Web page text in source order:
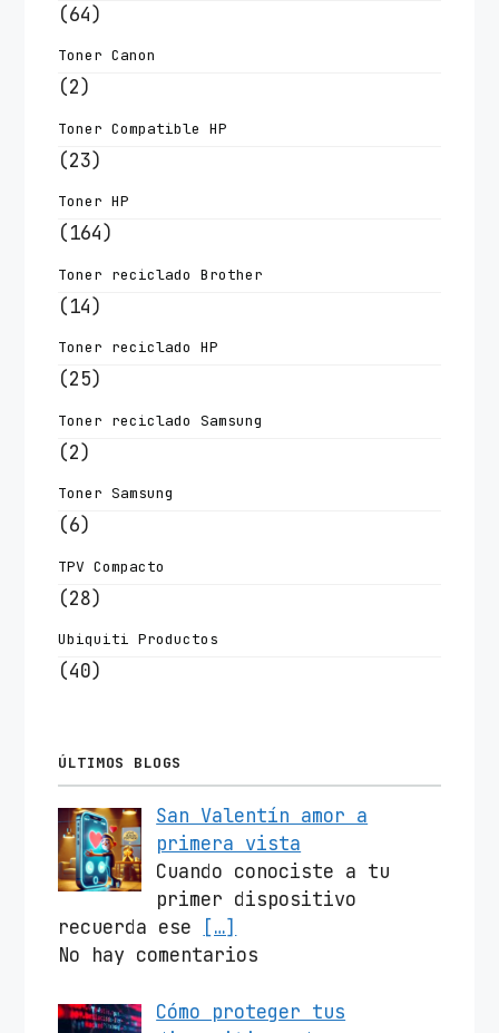
(64)
Toner Canon
(2)
Toner Compatible HP
(23)
Toner HP
(164)
Toner reciclado Brother
(14)
Toner reciclado HP
(25)
Toner reciclado Samsung
(2)
Toner Samsung
(6)
TPV Compacto
(28)
Ubiquiti Productos
(40)
ÚLTIMOS BLOGS
San Valentín amor a
primera vista
Cuando conociste a tu
primer dispositivo
recuerda ese
[…]
No hay comentarios
Cómo proteger tus